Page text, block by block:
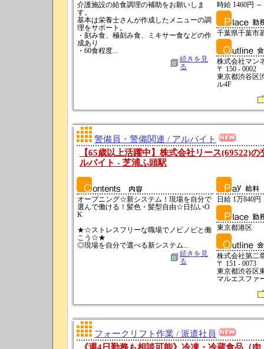
介護施設の給食調理の補助をお願いしま
す。
基本は栄養士さんが作成したメニューの調
理をサポート。
・刻み食、極刻み食、ミキサー食などの作
成あり
・60食程度...
続きを見
る
時給 1460円 ～
千葉県千葉市
株式会社マン
〒 150 - 0002
東京都渋谷区
ル4F
警備員・警備関連 / アルバイト
【65歳以上活躍中】株式会社リース(69522)
ルバイト - 芝浦ふ頭駅
オープニング☆新システム！現場を自分で
選んで働ける！髪色・髪型自由☆日払いO
K
★☆ストレスフリーな職場でノビノビと働
こう☆★
◎現場を自分で選べる新システム...
続きを見
る
日給 1万840円
東京都港区
株式会社第二
〒 151 - 0073
東京都渋谷区
マルエスファ
フォークリフト作業 / 派遣社員